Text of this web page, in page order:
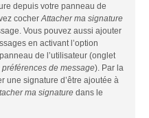
depuis votre panneau de
cocherAttacher ma signature
Vous pouvez aussi ajouter
en activant l’option
de l’utilisateur (onglet
de message). Par la
une signature d’être ajoutée à
ma signature dans le